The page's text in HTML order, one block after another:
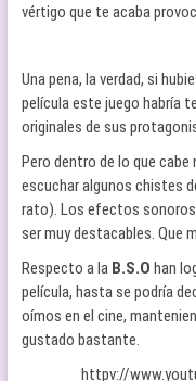
vértigo que te acaba
Una pena, la verdad, si
película este juego habría
originales de sus
Pero dentro de lo que
escuchar algunos chistes
rato). Los efectos sonoros
ser muy destacables. Que
Respecto a la B.S.O han
película, hasta se podría
oímos en el cine,
gustado bastante.
httpv://